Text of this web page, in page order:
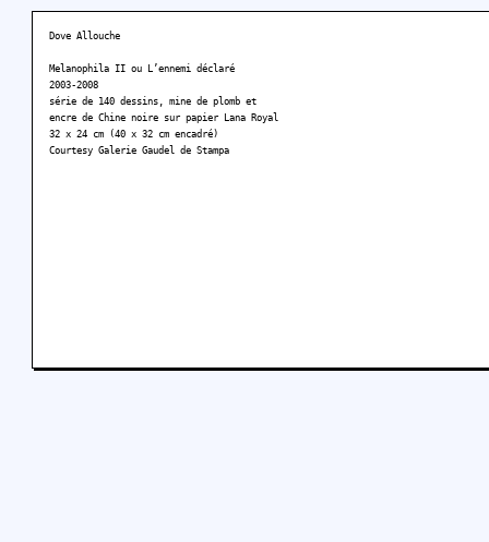
Dove Allouche
Melanophila II ou L’ennemi déclaré
2003-2008
série de 140 dessins, mine de plomb et
encre de Chine noire sur papier Lana Royal
32 x 24 cm (40 x 32 cm encadré)
Courtesy Galerie Gaudel de Stampa